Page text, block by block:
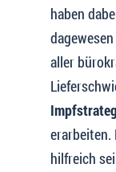
haben
aller
erarbeiten.
hilfreich